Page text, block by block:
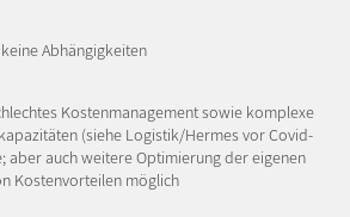
Abhängigkeiten
Kostenmanagement sowie komplexe
(siehe Logistik/Hermes vor Covid-
aber auch weitere Optimierung der eigenen
Kostenvorteilen möglich